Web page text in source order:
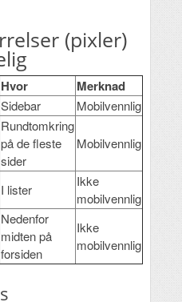
(pixler)
Hvor Merknad
Sidebar Mobilvennlig
Rundtomkring
på de fleste
sider
Mobilvennlig
I lister
Ikke
mobilvennlig
Nedenfor
midten på
forsiden
Ikke
mobilvennlig